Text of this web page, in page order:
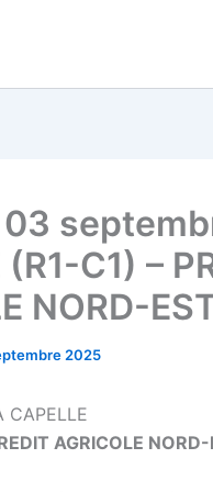
C1) –
NORD-
2025
AGRICOLE NORD-